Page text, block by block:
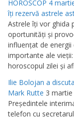
HOROSCOP 4
îţi rezervă astrele
Astrele îţi vor ghida
oportunităţi şi
influenţat de
importante ale
horoscopul zilei şi
Ilie Bolojan a
Mark Rutte 3 martie
Preşedintele
telefon cu